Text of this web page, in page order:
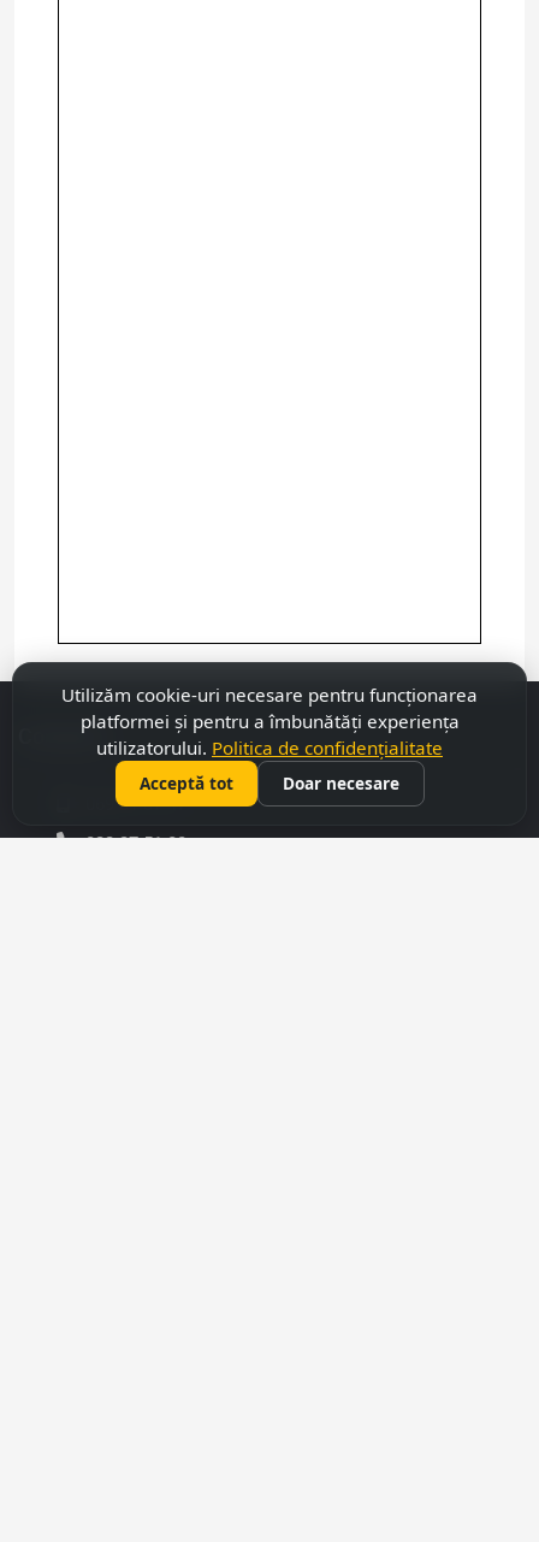
Utilizăm cookie-uri necesare pentru funcționarea
platformei și pentru a îmbunătăți experiența
utilizatorului. Politica de confidențialitate
Acceptă tot Doar necesare
Contacte
069 31 37 47
022 27 51 80